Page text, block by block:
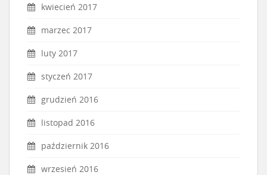
kwiecień 2017
marzec 2017
luty 2017
styczeń 2017
grudzień 2016
listopad 2016
październik 2016
wrzesień 2016